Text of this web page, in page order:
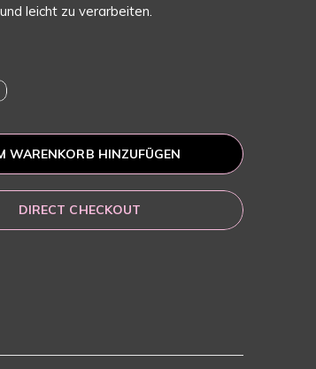
leicht zu verarbeiten.
WARENKORB HINZUFÜGEN
DIRECT CHECKOUT